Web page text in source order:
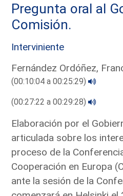
Pregunta oral al
Comisión.
Interviniente
Fernández Ordóñez,
(00:10:04 a 00:25:29)
(00:27:22 a 00:29:28)
Elaboración por el
articulada sobre los
proceso de la
Cooperación en Europa
ante la sesión de la